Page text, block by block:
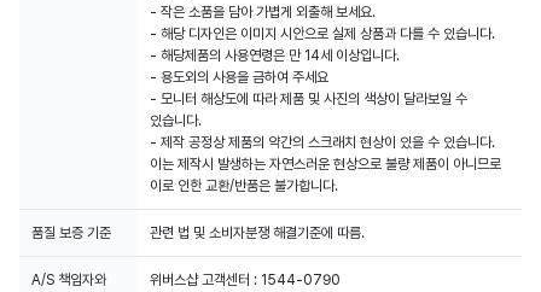
- 작은 소품을 담아 가볍게 외출해 보세요.
- 해당 디자인은 이미지 시안으로 실제 상품과 다를 수 있습니다.
- 해당제품의 사용연령은 만 14세 이상입니다.
- 용도외의 사용을 금하여 주세요
- 모니터 해상도에 따라 제품 및 사진의 색상이 달라보일 수
있습니다.
- 제작 공정상 제품의 약간의 스크래치 현상이 있을 수 있습니다.
이는 제작시 발생하는 자연스러운 현상으로 불량 제품이 아니므로
이로 인한 교환/반품은 불가합니다.
품질 보증 기준 관련 법 및 소비자분쟁 해결기준에 따름.
A/S 책임자와
위버스샵 고객센터 : 1544-0790